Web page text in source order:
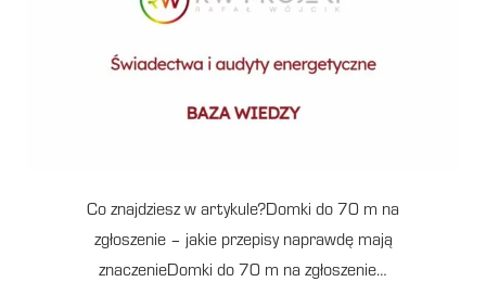
Co znajdziesz w artykule?Domki do 70 m na
zgłoszenie – jakie przepisy naprawdę mają
znaczenieDomki do 70 m na zgłoszenie…